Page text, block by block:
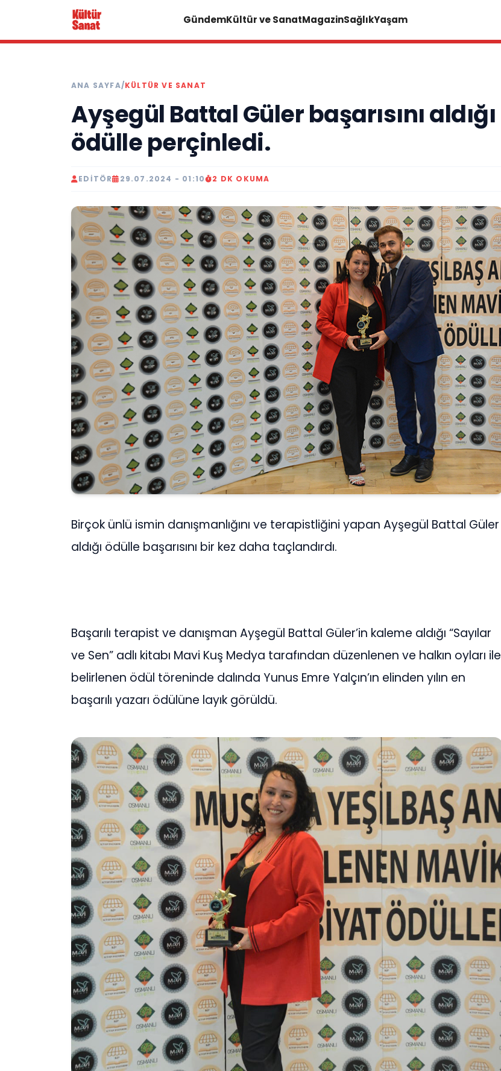
GündemKültür ve SanatMagazinSağlıkYaşam
ANA SAYFA/KÜLTÜR VE SANAT
Ayşegül Battal Güler başarısını aldığı
ödülle perçinledi.
EDITÖR 29.07.2024 - 01:10 2 DK OKUMA
Birçok ünlü ismin danışmanlığını ve terapistliğini yapan Ayşegül Battal Güler
aldığı ödülle başarısını bir kez daha taçlandırdı.
Başarılı terapist ve danışman Ayşegül Battal Güler’in kaleme aldığı “Sayılar
ve Sen” adlı kitabı Mavi Kuş Medya tarafından düzenlenen ve halkın oyları ile
belirlenen ödül töreninde dalında Yunus Emre Yalçın’ın elinden yılın en
başarılı yazarı ödülüne layık görüldü.